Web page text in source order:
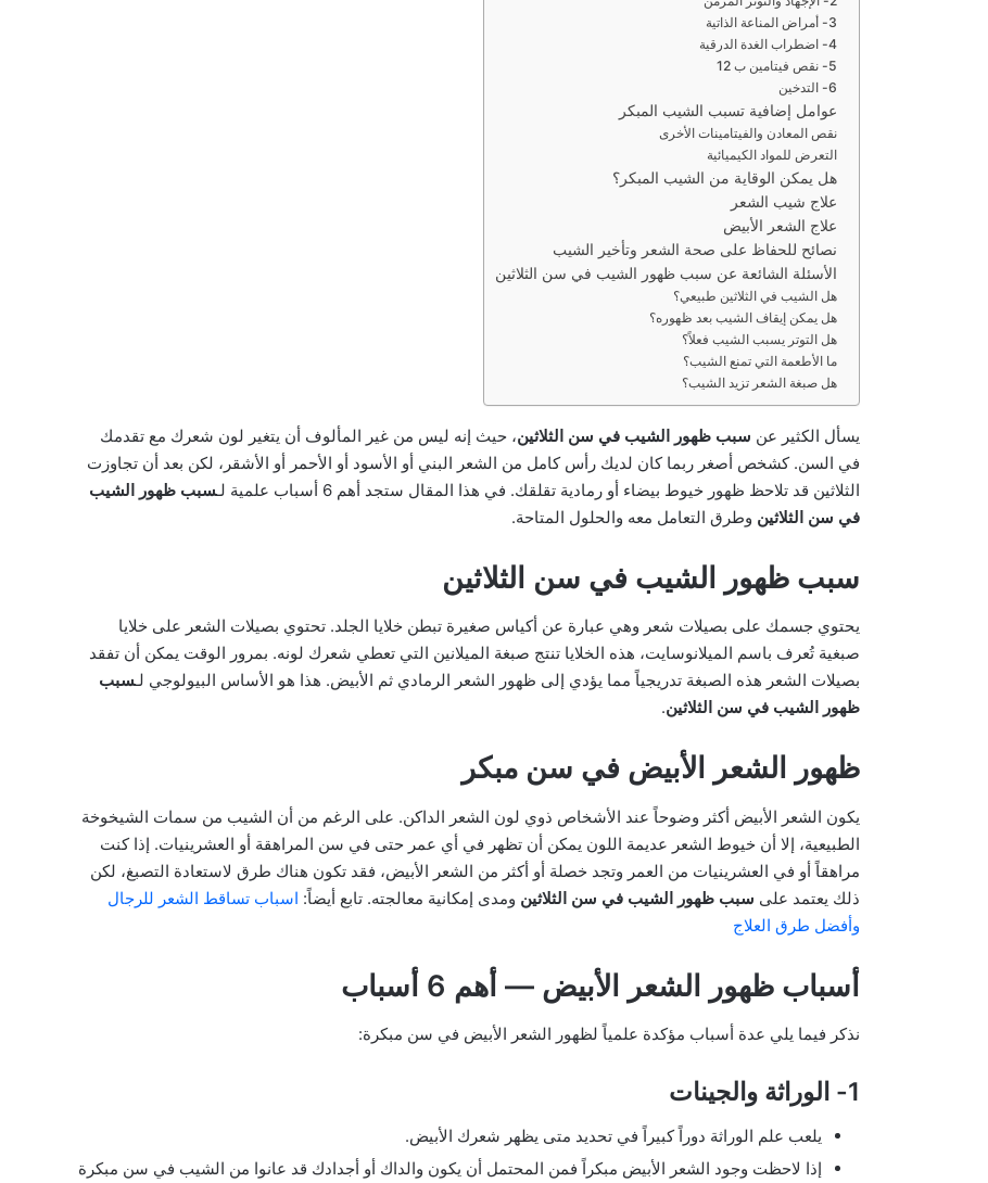
3- أمراض المناعة الذاتية
4- اضطراب الغدة الدرقية
5- نقص فيتامين ب 12
6- التدخين
عوامل إضافية تسبب الشيب المبكر
نقص المعادن والفيتامينات الأخرى
التعرض للمواد الكيميائية
هل يمكن الوقاية من الشيب المبكر؟
علاج شيب الشعر
علاج الشعر الأبيض
نصائح للحفاظ على صحة الشعر وتأخير الشيب
الأسئلة الشائعة عن سبب ظهور الشيب في سن الثلاثين
هل الشيب في الثلاثين طبيعي؟
هل يمكن إيقاف الشيب بعد ظهوره؟
هل التوتر يسبب الشيب فعلاً؟
ما الأطعمة التي تمنع الشيب؟
هل صبغة الشعر تزيد الشيب؟
يسأل الكثير عن سبب ظهور الشيب في سن الثلاثين، حيث إنه ليس من غير المألوف أن يتغير لون شعرك مع تقدمك
في السن. كشخص أصغر ربما كان لديك رأس كامل من الشعر البني أو الأسود أو الأحمر أو الأشقر، لكن بعد أن تجاوزت
الثلاثين قد تلاحظ ظهور خيوط بيضاء أو رمادية تقلقك. في هذا المقال ستجد أهم 6 أسباب علمية لـ
سبب ظهور الشيب
في سن الثلاثين وطرق التعامل معه والحلول المتاحة.
سبب ظهور الشيب في سن الثلاثين
يحتوي جسمك على بصيلات شعر وهي عبارة عن أكياس صغيرة تبطن خلايا الجلد. تحتوي بصيلات الشعر على خلايا
صبغية تُعرف باسم الميلانوسايت، هذه الخلايا تنتج صبغة الميلانين التي تعطي شعرك لونه. بمرور الوقت يمكن أن تفقد
بصيلات الشعر هذه الصبغة تدريجياً مما يؤدي إلى ظهور الشعر الرمادي ثم الأبيض. هذا هو الأساس البيولوجي لـسبب
ظهور الشيب في سن الثلاثين.
ظهور الشعر الأبيض في سن مبكر
يكون الشعر الأبيض أكثر وضوحاً عند الأشخاص ذوي لون الشعر الداكن. على الرغم من أن الشيب من سمات الشيخوخة
الطبيعية، إلا أن خيوط الشعر عديمة اللون يمكن أن تظهر في أي عمر حتى في سن المراهقة أو العشرينيات. إذا كنت
مراهقاً أو في العشرينيات من العمر وتجد خصلة أو أكثر من الشعر الأبيض، فقد تكون هناك طرق لاستعادة التصبغ، لكن
ذلك يعتمد على سبب ظهور الشيب في سن الثلاثين ومدى إمكانية معالجته. تابع أيضاً: اسباب تساقط الشعر للرجال
وأفضل طرق العلاج
أسباب ظهور الشعر الأبيض — أهم 6 أسباب
نذكر فيما يلي عدة أسباب مؤكدة علمياً لظهور الشعر الأبيض في سن مبكرة:
1- الوراثة والجينات
يلعب علم الوراثة دوراً كبيراً في تحديد متى يظهر شعرك الأبيض.
إذا لاحظت وجود الشعر الأبيض مبكراً فمن المحتمل أن يكون والداك أو أجدادك قد عانوا من الشيب في سن مبكرة